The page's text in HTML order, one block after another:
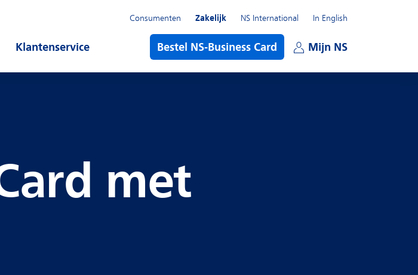
submenu
Klantenservice Open submenuBestel NS-Business Card Mijn NS
Consumenten Zakelijk NS International In English
met